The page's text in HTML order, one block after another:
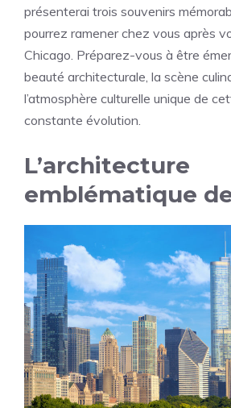
présenterai trois souvenirs
pourrez ramener chez vous après
Chicago. Préparez-vous à être
beauté architecturale, la scène
l’atmosphère culturelle unique de
constante évolution.
L’architecture
emblématique